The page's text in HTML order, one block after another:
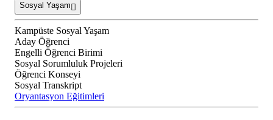
Sosyal Yaşam
Kampüste Sosyal Yaşam
Aday Öğrenci
Engelli Öğrenci Birimi
Sosyal Sorumluluk Projeleri
Öğrenci Konseyi
Sosyal Transkript
Oryantasyon Eğitimleri